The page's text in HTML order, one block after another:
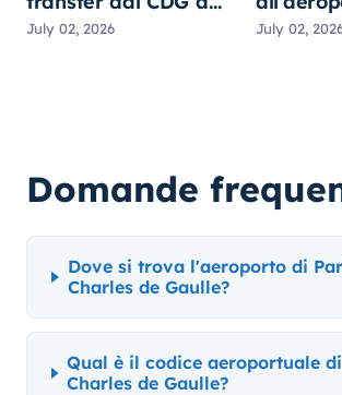
Parigi? Tutte le
July 02, 2026
Parigi
July 02,
Domande
Dove si trova l'aeroporto di
Charles de Gaulle?
Qual è il codice aeroportuale
Charles de Gaulle?